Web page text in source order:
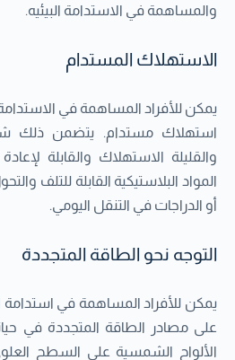
والمساهمة في الاستدامة البيئيه.
الاستهلاك المستدام
يمكن للأفراد المساهمة في
استهلاك مستدام. يتضمن ذلك
والقليلة الاستهلاك والقابلة
المواد البلاستيكية القابلة للتلف
أو الدراجات في التنقل اليومي.
التوجه نحو الطاقة المتجددة
يمكن للأفراد المساهمة في استدامة
على مصادر الطاقة المتجددة في
الألواح الشمسية على السطح العلوي